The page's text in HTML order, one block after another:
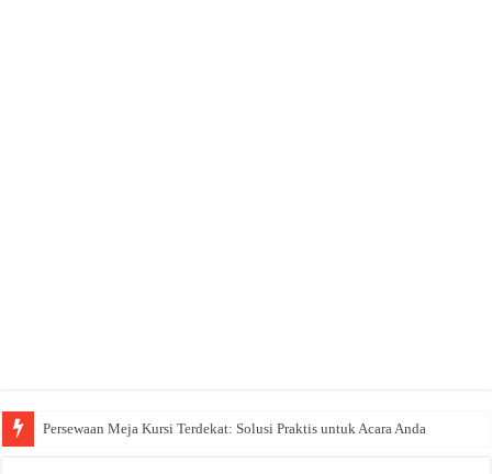
Persewaan Meja Kursi Terdekat: Solusi Praktis untuk Acara Anda